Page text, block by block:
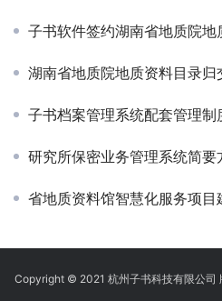
子书软件签约湖南省地质院地质资料目录
湖南省地质院地质资料目录归交服务系统及汇交报
子书档案管理系统配套管理制
研究所保密业务管理系统简要
省地质资料馆智慧化服务项目
Copyright © 2021 杭州子书科技有限公司